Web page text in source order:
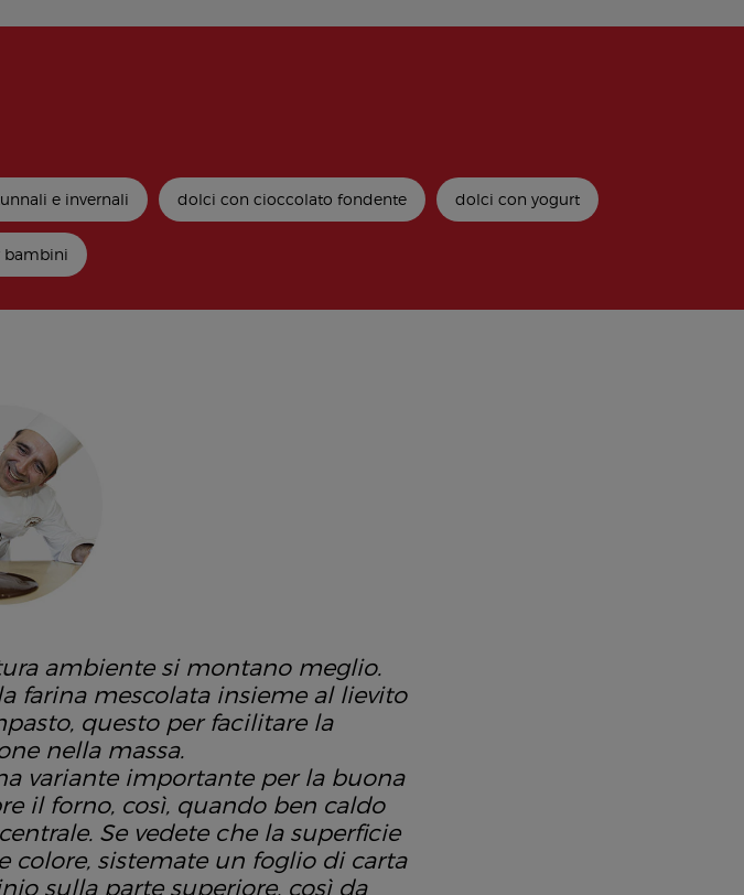
e invernali dolci con cioccolato fondente dolci con yogurt
bambini
ambiente si montano meglio.
farina mescolata insieme al lievito
questo per facilitare la
nella massa.
variante importante per la buona
il forno, così, quando ben caldo
Se vedete che la superficie
colore, sistemate un foglio di carta
sulla parte superiore, così da